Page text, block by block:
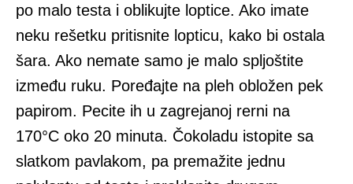
po malo testa i oblikujte loptice. Ako imate
neku rešetku pritisnite lopticu, kako bi ostala
šara. Ako nemate samo je malo spljoštite
između ruku. Poređajte na pleh obložen pek
papirom. Pecite ih u zagrejanoj rerni na
170°C oko 20 minuta. Čokoladu istopite sa
slatkom pavlakom, pa premažite jednu